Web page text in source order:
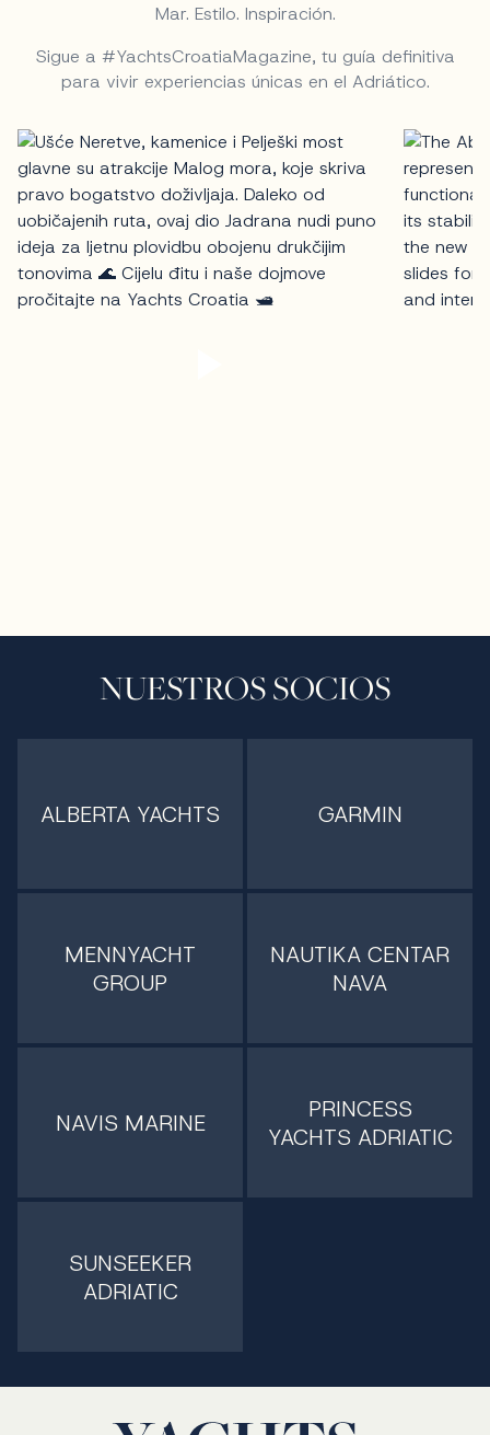
Mar. Estilo. Inspiración.
Sigue a #YachtsCroatiaMagazine, tu guía definitiva
para vivir experiencias únicas en el Adriático.
NUESTROS SOCIOS
ALBERTA YACHTS GARMIN
MENNYACHT
GROUP
NAUTIKA CENTAR
NAVA
NAVIS MARINE
PRINCESS
YACHTS ADRIATIC
SUNSEEKER
ADRIATIC